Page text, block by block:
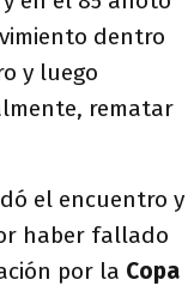
dentro
y luego
rematar
el encuentro y
haber fallado
por la Copa